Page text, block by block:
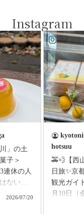
Instagram
」の土
子＞
連休の人
ないか
なさん
2026/07/20
hotsuu
🚕💨【西
日旅✨京
観光ガイ
月10日（
なしタク